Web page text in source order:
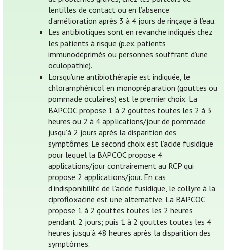
lentilles de contact ou en l’absence
d’amélioration après 3 à 4 jours de rinçage à l’eau.
Les antibiotiques sont en revanche indiqués chez
les patients à risque (p.ex. patients
immunodéprimés ou personnes souffrant d’une
oculopathie).
Lorsqu’une antibiothérapie est indiquée, le
chloramphénicol en monopréparation (gouttes ou
pommade oculaires) est le premier choix. La
BAPCOC propose 1 à 2 gouttes toutes les 2 à 3
heures ou 2 à 4 applications/jour de pommade
jusqu’à 2 jours après la disparition des
symptômes. Le second choix est l’acide fusidique
pour lequel la BAPCOC propose 4
applications/jour contrairement au RCP qui
propose 2 applications/jour. En cas
d’indisponibilité de l’acide fusidique, le collyre à la
ciprofloxacine est une alternative. La BAPCOC
propose 1 à 2 gouttes toutes les 2 heures
pendant 2 jours; puis 1 à 2 gouttes toutes les 4
heures jusqu'à 48 heures après la disparition des
symptômes.